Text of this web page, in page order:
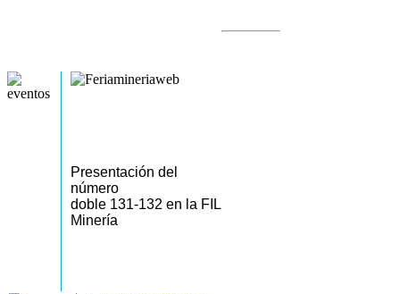
Presentación del
número
doble 131-132 en la FIL
Minería